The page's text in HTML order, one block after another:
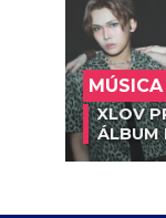
MÚSICA
XLOV
ÁLBUM